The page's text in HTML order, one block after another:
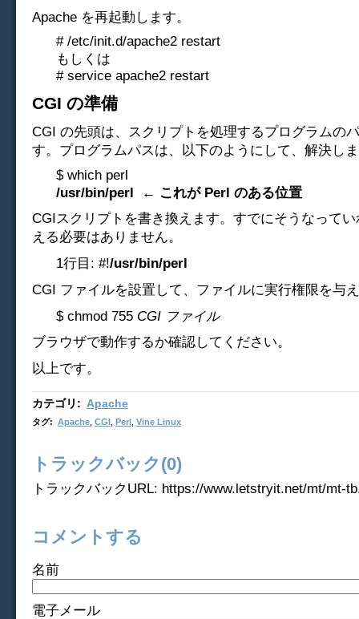
Apache を再起動します。
# /etc/init.d/apache2 restart
もしくは
# service apache2 restart
CGI の準備
CGI の先頭は、スクリプトを処理するプログラムの
す。プログラムパスは、以下のようにして、解決し
$ which perl
/usr/bin/perl ← これが Perl のある位置
CGIスクリプトを書き換えます。すでにそうなって
える必要はありません。
1行目: #!/usr/bin/perl
CGI ファイルを設置して、ファイルに実行権限を与
$ chmod 755 CGI ファイル
ブラウザで動作するか確認してください。
以上です。
カテゴリ : Apache
タグ: Apache, CGI, Perl, Vine Linux
トラックバック(0)
トラックバックURL: https://www.letstryit.net/mt/mt-
コメントする
名前
電子メール